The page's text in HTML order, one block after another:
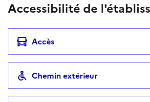
Accessibilité de
Accès
Chemin extérieur